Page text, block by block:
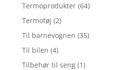
Termoprodukter (64)
Termotøj (2)
Til barnevognen (35)
Til bilen (4)
Tilbehør til seng (1)